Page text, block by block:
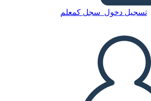
تسجيل دخول سجل كمعلم